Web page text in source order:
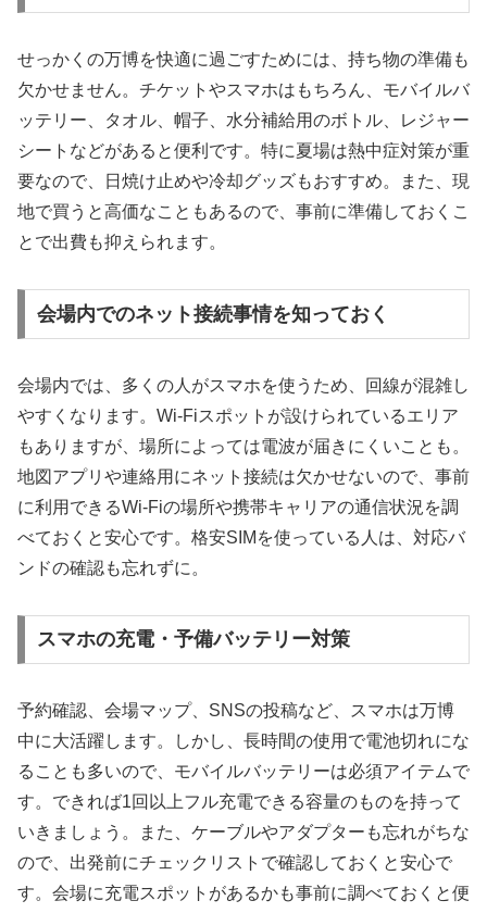
せっかくの万博を快適に過ごすためには、持ち物の準備も
欠かせません。チケットやスマホはもちろん、モバイルバ
ッテリー、タオル、帽子、水分補給用のボトル、レジャー
シートなどがあると便利です。特に夏場は熱中症対策が重
要なので、日焼け止めや冷却グッズもおすすめ。また、現
地で買うと高価なこともあるので、事前に準備しておくこ
とで出費も抑えられます。
会場内でのネット接続事情を知っておく
会場内では、多くの人がスマホを使うため、回線が混雑し
やすくなります。Wi-Fiスポットが設けられているエリア
もありますが、場所によっては電波が届きにくいことも。
地図アプリや連絡用にネット接続は欠かせないので、事前
に利用できるWi-Fiの場所や携帯キャリアの通信状況を調
べておくと安心です。格安SIMを使っている人は、対応バ
ンドの確認も忘れずに。
スマホの充電・予備バッテリー対策
予約確認、会場マップ、SNSの投稿など、スマホは万博
中に大活躍します。しかし、長時間の使用で電池切れにな
ることも多いので、モバイルバッテリーは必須アイテムで
す。できれば1回以上フル充電できる容量のものを持って
いきましょう。また、ケーブルやアダプターも忘れがちな
ので、出発前にチェックリストで確認しておくと安心で
す。会場に充電スポットがあるかも事前に調べておくと便